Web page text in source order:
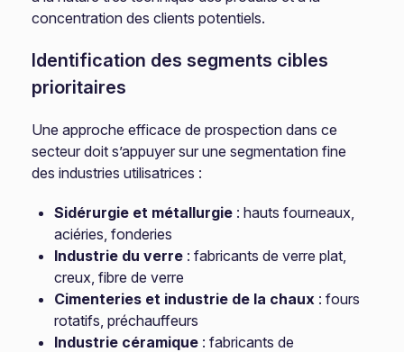
concentration des clients potentiels.
Identification des segments cibles
prioritaires
Une approche efficace de prospection dans ce
secteur doit s’appuyer sur une segmentation fine
des industries utilisatrices :
Sidérurgie et métallurgie : hauts fourneaux,
aciéries, fonderies
Industrie du verre : fabricants de verre plat,
creux, fibre de verre
Cimenteries et industrie de la chaux : fours
rotatifs, préchauffeurs
Industrie céramique : fabricants de